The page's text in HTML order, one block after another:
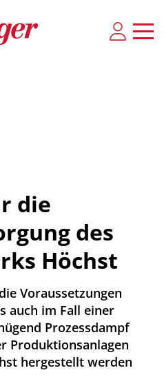
die
des
Höchst
Voraussetzungen
auch im Fall einer
Prozessdampf
Produktionsanlagen
hergestellt werden